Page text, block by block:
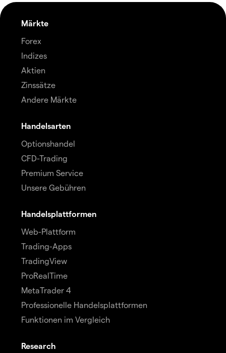
Märkte
Forex
Indizes
Aktien
Zinssätze
Andere Märkte
Handelsarten
Optionshandel
CFD-Trading
Premium Service
Unsere Gebühren
Handelsplattformen
Web-Plattform
Trading-Apps
TradingView
ProRealTime
MetaTrader 4
Professionelle Handelsplattformen
Funktionen im Vergleich
Research